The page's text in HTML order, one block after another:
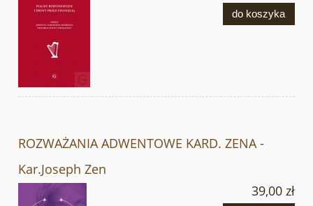
do koszyka
ROZWAŻANIA ADWENTOWE KARD. ZENA -
Kar.Joseph Zen
39,00 zł